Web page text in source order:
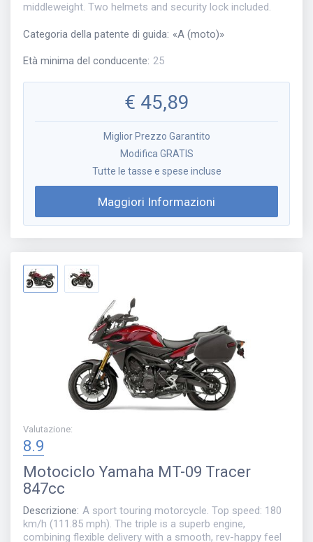
middleweight. Two helmets and security lock included.
Categoria della patente di guida: «A (moto)»
Età minima del conducente: 25
€ 45,89
Miglior Prezzo Garantito
Modifica GRATIS
Tutte le tasse e spese incluse
Maggiori Informazioni
Valutazione:
8.9
Motociclo Yamaha MT-09 Tracer
847cc
Descrizione: A sport touring motorcycle. Top speed‎: ‎180
km/h (111.85 mph). The triple is a superb engine,
combining flexible delivery with a smooth, rev-happy feel